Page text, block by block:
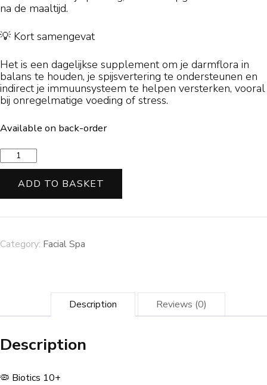
na de maaltijd.
💡 Kort samengevat
Het is een dagelijkse supplement om je darmflora in
balans te houden, je spijsvertering te ondersteunen en
indirect je immuunsysteem te helpen versterken, vooral
bij onregelmatige voeding of stress.
Available on back-order
Tea
quantity
ADD TO BASKET
Category: Facial Spa
Description Reviews (0)
Description
🦠 Biotics 10+